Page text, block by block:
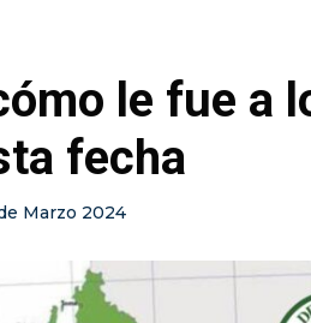
le fue a
fecha
Marzo 2024